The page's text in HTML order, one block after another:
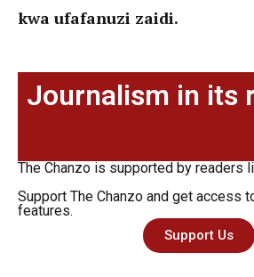
kwa ufafanuzi zaidi.
Journalism in its
The Chanzo is supported by readers
Support The Chanzo and get access
features.
Support Us